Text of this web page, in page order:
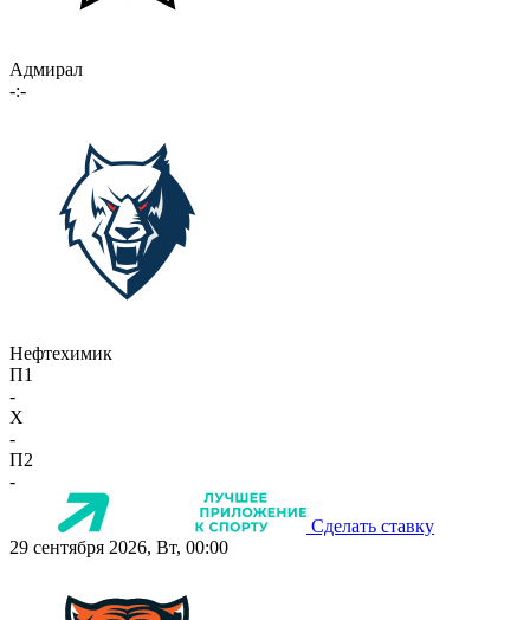
Адмирал
-:-
Нефтехимик
П1
-
X
-
П2
-
Сделать ставку
29 сентября 2026, Вт, 00:00